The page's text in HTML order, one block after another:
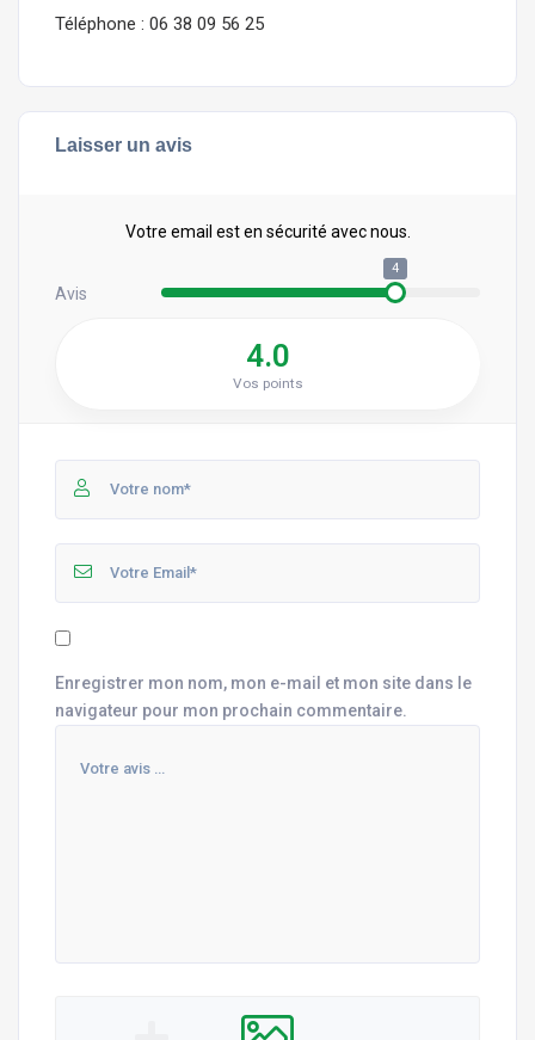
Téléphone : 06 38 09 56 25
Laisser un avis
Votre email est en sécurité avec nous.
Avis
4
4.0
Vos points
Enregistrer mon nom, mon e-mail et mon site dans le
navigateur pour mon prochain commentaire.